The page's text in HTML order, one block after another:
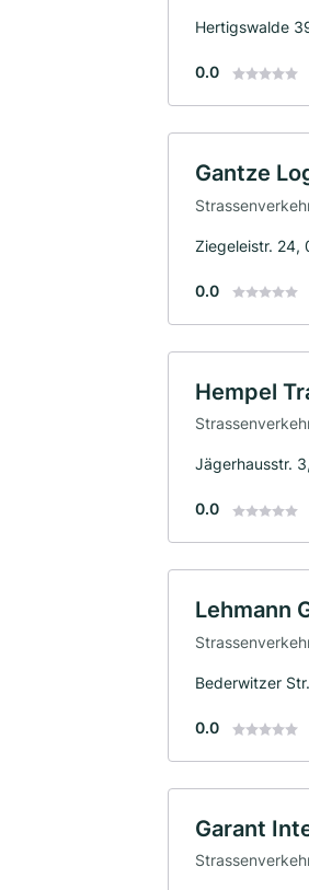
Hertigswalde
0.0
Gantze
Ziegeleistr. 24,
0.0
Hempel
Jägerhausstr.
0.0
Lehmann
Bederwitzer
0.0
Garant